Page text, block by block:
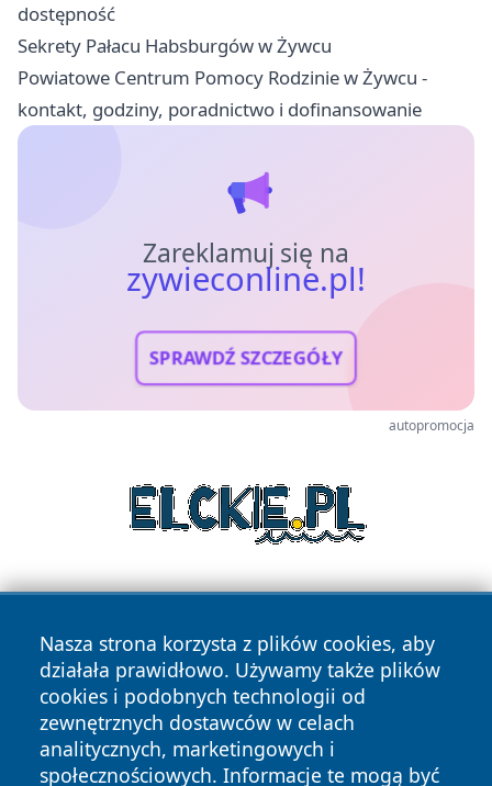
dostępność
Sekrety Pałacu Habsburgów w Żywcu
Powiatowe Centrum Pomocy Rodzinie w Żywcu -
kontakt, godziny, poradnictwo i dofinansowanie
Zareklamuj się na
zywieconline.pl!
SPRAWDŹ SZCZEGÓŁY
autopromocja
Nasza strona korzysta z plików cookies, aby
działała prawidłowo. Używamy także plików
cookies i podobnych technologii od
zewnętrznych dostawców w celach
analitycznych, marketingowych i
społecznościowych. Informacje te mogą być
Copyright © 2026 zywieconline.pl Wszystkie prawa
zastrzeżone.